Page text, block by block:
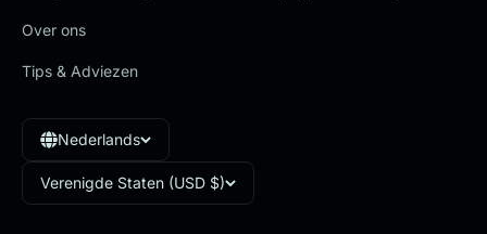
Over ons
Tips & Adviezen
Nederlands
Verenigde Staten (USD $)